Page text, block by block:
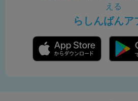
える
らしんばんア